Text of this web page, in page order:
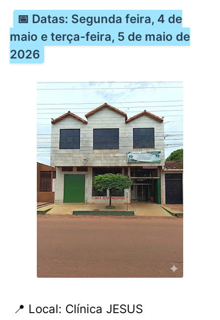
📅 Datas: Segunda feira, 4 de
maio e terça-feira, 5 de maio de
2026
📍 Local: Clínica JESUS ​​